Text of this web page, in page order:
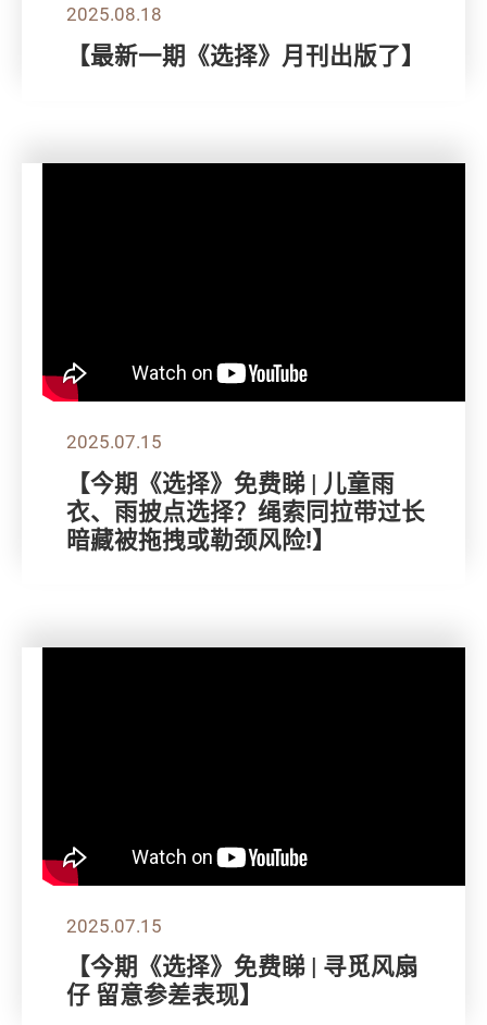
2025.08.18
【最新一期《选择》月刊出版了】
2025.07.15
【今期《选择》免费睇 | 儿童雨
衣、雨披点选择？绳索同拉带过长
暗藏被拖拽或勒颈风险!】
2025.07.15
【今期《选择》免费睇 | 寻觅风扇
仔 留意参差表现】